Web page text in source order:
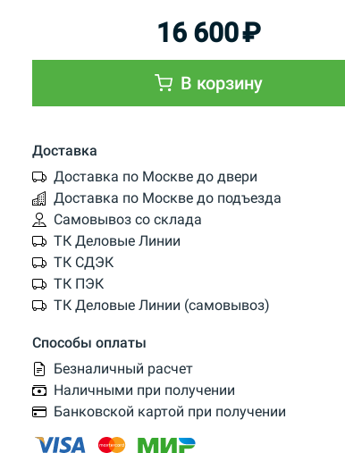
16 600₽
В корзину
Доставка
Доставка по Москве до двери
Доставка по Москве до подъезда
Самовывоз со склада
ТК Деловые Линии
ТК СДЭК
ТК ПЭК
ТК Деловые Линии (самовывоз)
Способы оплаты
Безналичный расчет
Наличными при получении
Банковской картой при получении